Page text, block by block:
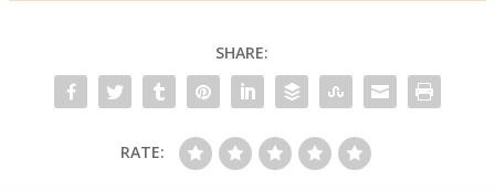
SHARE:
RATE: